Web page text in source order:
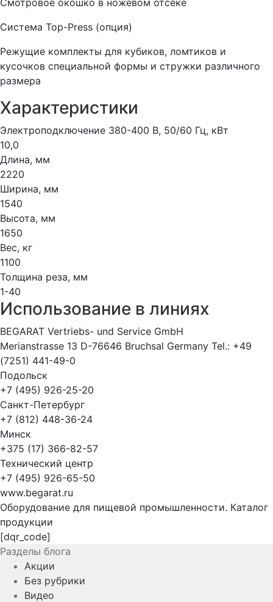
Смотровое окошко в ножевом отсеке
Система Top-Press (опция)
Режущие комплекты для кубиков, ломтиков и
кусочков специальной формы и стружки различного
размера
Характеристики
Электроподключение 380-400 В, 50/60 Гц, кВт
10,0
Длина, мм
2220
Ширина, мм
1540
Высота, мм
1650
Вес, кг
1100
Толщина реза, мм
1-40
Использование в линиях
BEGARAT Vertriebs- und Service GmbH
Merianstrasse 13 D-76646 Bruchsal Germany Tel.: +49
(7251) 441-49-0
Подольск
+7 (495) 926-25-20
Санкт-Петербург
+7 (812) 448-36-24
Минск
+375 (17) 366-82-57
Технический центр
+7 (495) 926-65-50
www.begarat.ru
Оборудование для пищевой промышленности. Каталог
продукции
[dqr_code]
Разделы блога
Акции
Без рубрики
Видео